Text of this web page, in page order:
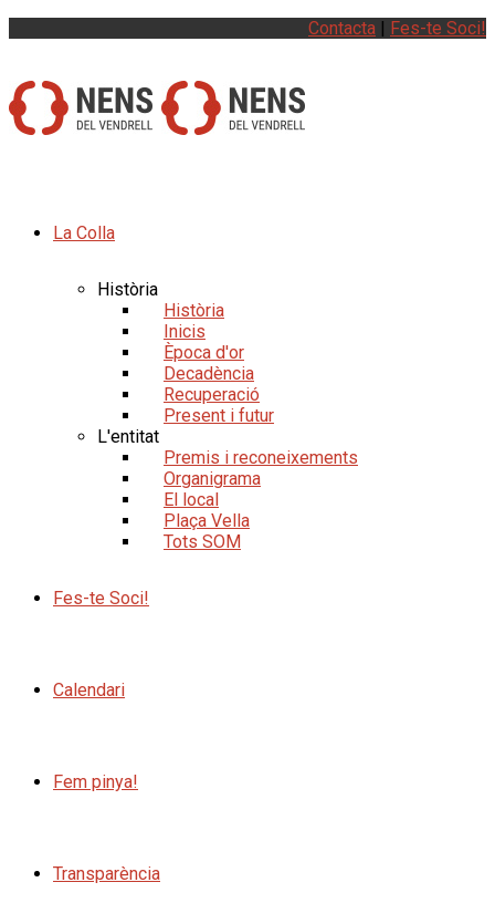
Contacta | Fes-te Soci!
La Colla
Història
Història
Inicis
Època d'or
Decadència
Recuperació
Present i futur
L'entitat
Premis i reconeixements
Organigrama
El local
Plaça Vella
Tots SOM
Fes-te Soci!
Calendari
Fem pinya!
Transparència